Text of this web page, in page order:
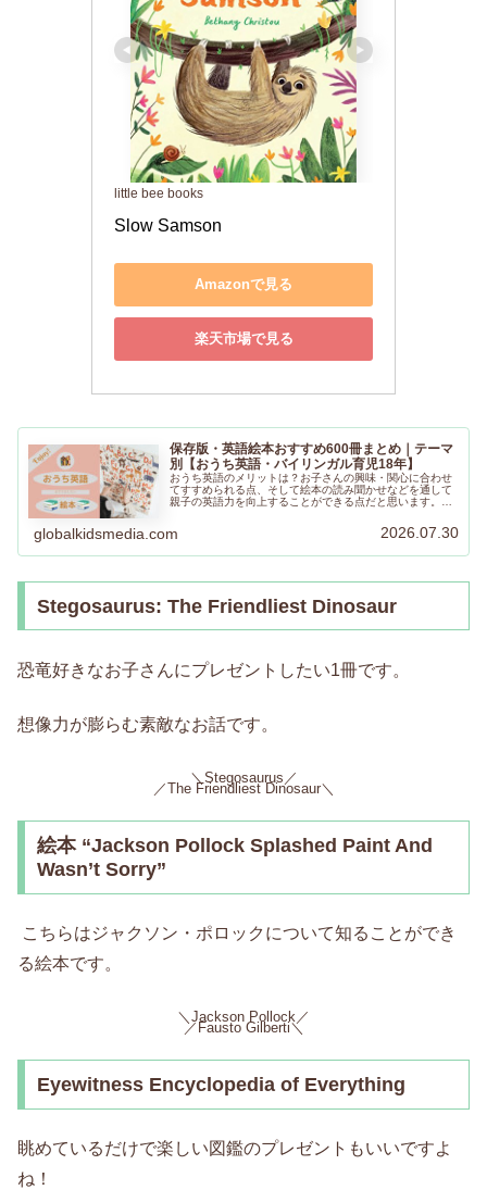
little bee books
Slow Samson
Amazonで見る
楽天市場で見る
保存版・英語絵本おすすめ600冊まとめ｜テーマ
別【おうち英語・バイリンガル育児18年】
おうち英語のメリットは？お子さんの興味・関心に合わせ
てすすめられる点、そして絵本の読み聞かせなどを通して
親子の英語力を向上することができる点だと思います。テ
globalkidsmedia.com 2026.07.30
Stegosaurus: The Friendliest Dinosaur
恐竜好きなお子さんにプレゼントしたい1冊です。
想像力が膨らむ素敵なお話です。
＼Stegosaurus／
／The Friendliest Dinosaur＼
絵本 “Jackson Pollock Splashed Paint And
Wasn’t Sorry”
こちらはジャクソン・ポロックについて知ることができ
る絵本です。
＼Jackson Pollock／
／Fausto Gilberti＼
Eyewitness Encyclopedia of Everything
眺めているだけで楽しい図鑑のプレゼントもいいですよ
ね！